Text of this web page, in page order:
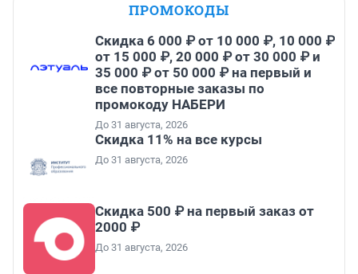
ПРОМОКОДЫ
Скидка 6 000 ₽ от 10 000 ₽, 10 000 ₽
от 15 000 ₽, 20 000 ₽ от 30 000 ₽ и
35 000 ₽ от 50 000 ₽ на первый и
все повторные заказы по
промокоду НАБЕРИ
До 31 августа, 2026
Скидка 11% на все курсы
До 31 августа, 2026
Скидка 500 ₽ на первый заказ от
2000 ₽
До 31 августа, 2026